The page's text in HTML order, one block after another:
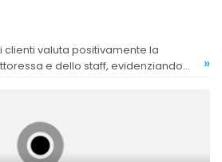
e dello staff, evidenziando
»